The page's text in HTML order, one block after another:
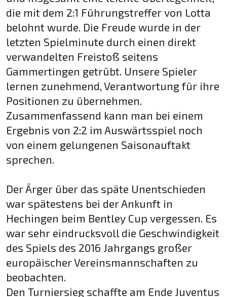
die mit dem 2:1 Führungstreffer von Lotta
belohnt wurde. Die Freude wurde in der
letzten Spielminute durch einen direkt
verwandelten Freistoß seitens
Gammertingen getrübt. Unsere Spieler
lernen zunehmend, Verantwortung für ihre
Positionen zu übernehmen.
Zusammenfassend kann man bei einem
Ergebnis von 2:2 im Auswärtsspiel noch
von einem gelungenen Saisonauftakt
sprechen.
Der Ärger über das späte Unentschieden
war spätestens bei der Ankunft in
Hechingen beim Bentley Cup vergessen. Es
war sehr eindrucksvoll die Geschwindigkeit
des Spiels des 2016 Jahrgangs großer
europäischer Vereinsmannschaften zu
beobachten.
Den Turniersieg schaffte am Ende Juventus